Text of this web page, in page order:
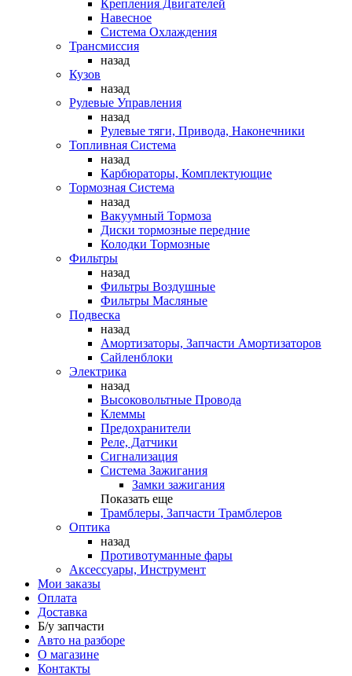
Крепления Двигателей
Навесное
Система Охлаждения
Трансмиссия
назад
Кузов
назад
Рулевые Управления
назад
Рулевые тяги, Привода, Наконечники
Топливная Система
назад
Карбюраторы, Комплектующие
Тормозная Система
назад
Вакуумный Тормоза
Диски тормозные передние
Колодки Тормозные
Фильтры
назад
Фильтры Воздушные
Фильтры Масляные
Подвеска
назад
Амортизаторы, Запчасти Амортизаторов
Сайленблоки
Электрика
назад
Высоковольтные Провода
Клеммы
Предохранители
Реле, Датчики
Сигнализация
Система Зажигания
Замки зажигания
Показать еще
Трамблеры, Запчасти Трамблеров
Оптика
назад
Противотуманные фары
Аксессуары, Инструмент
Мои заказы
Оплата
Доставка
Б/у запчасти
Авто на разборе
О магазине
Контакты